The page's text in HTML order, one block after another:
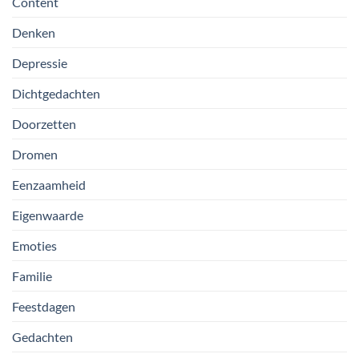
Denken
Depressie
Dichtgedachten
Doorzetten
Dromen
Eenzaamheid
Eigenwaarde
Emoties
Familie
Feestdagen
Gedachten